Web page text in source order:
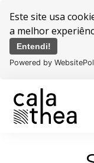
Este site usa
a melhor
Entendi!
Powered by